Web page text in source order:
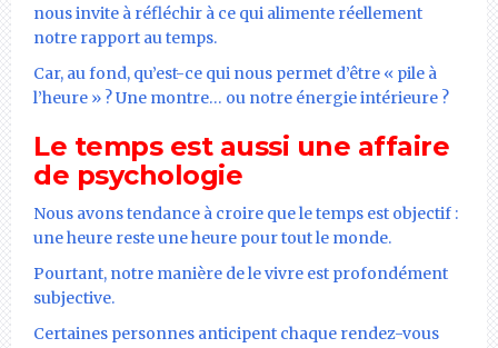
nous invite à réfléchir à ce qui alimente réellement
notre rapport au temps.
Car, au fond, qu’est-ce qui nous permet d’être « pile à
l’heure » ? Une montre… ou notre énergie intérieure ?
Le temps est aussi une affaire
de psychologie
Nous avons tendance à croire que le temps est objectif :
une heure reste une heure pour tout le monde.
Pourtant, notre manière de le vivre est profondément
subjective.
Certaines personnes anticipent chaque rendez-vous